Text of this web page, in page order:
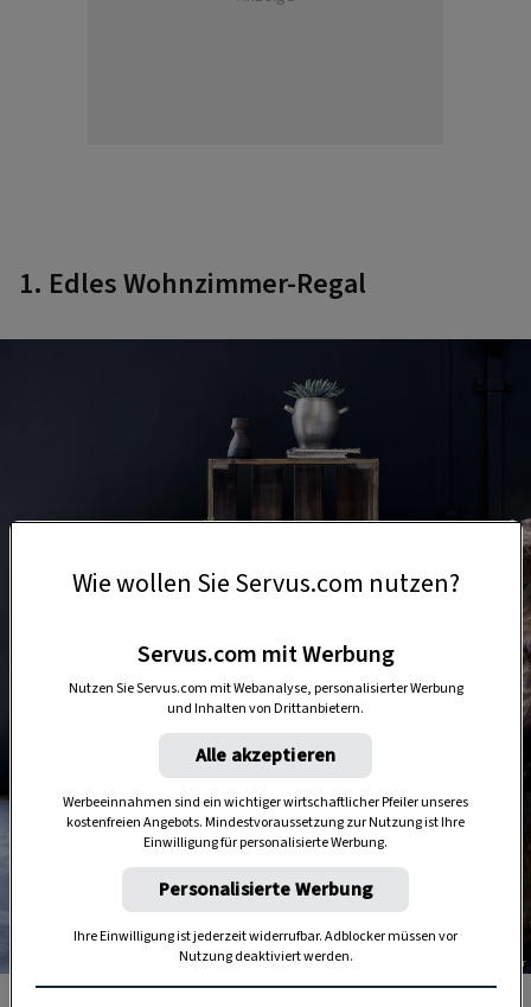
1. Edles Wohnzimmer-Regal
Foto: Christine Bauer
Wie wollen Sie Servus.com nutzen?
Servus.com mit Werbung
Nutzen Sie Servus.com mit Webanalyse, personalisierter Werbung
und Inhalten von Drittanbietern.
Alle akzeptieren
Werbeeinnahmen sind ein wichtiger wirtschaftlicher Pfeiler unseres
kostenfreien Angebots. Mindestvoraussetzung zur Nutzung ist Ihre
Einwilligung für personalisierte Werbung.
Personalisierte Werbung
Ihre Einwilligung ist jederzeit widerrufbar. Adblocker müssen vor
Nutzung deaktiviert werden.